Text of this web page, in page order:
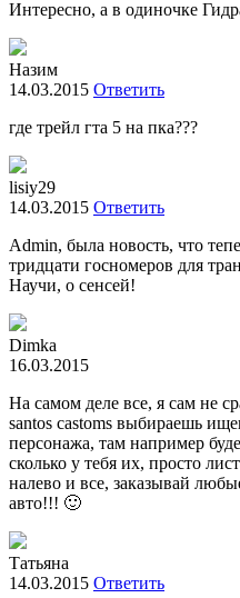
Интересно, а в одиночке
Назим
14.03.2015 Ответить
где трейл гта 5 на пка???
lisiy29
14.03.2015 Ответить
Admin, была новость, что
тридцати госномеров для
Научи, о сенсей!
Dimka
16.03.2015
На самом деле все, я сам не
santos castoms выбираешь
персонажа, там например
сколько у тебя их, просто
налево и все, заказывай
авто!!! 🙂
Татьяна
14.03.2015 Ответить